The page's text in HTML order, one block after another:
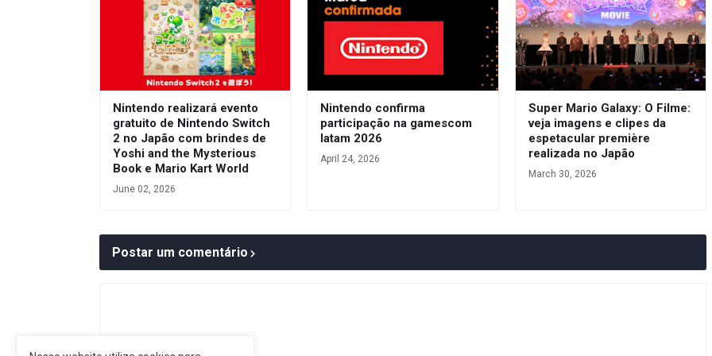
Nintendo realizará evento
gratuito de Nintendo Switch
2 no Japão com brindes de
Yoshi and the Mysterious
Book e Mario Kart World
June 02, 2026
Nintendo confirma
participação na gamescom
latam 2026
April 24, 2026
Super Mario Galaxy: O Filme:
veja imagens e clipes da
espetacular première
realizada no Japão
March 30, 2026
Postar um comentário